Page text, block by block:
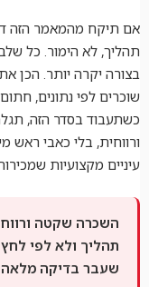
אם תיקח מהמאמר הזה
תהליך, לא הימור. כל
בצורה יקרה יותר. הכן
שוכרים לפי נתונים,
כשתעבוד בסדר הזה,
ורווחית, בלי כאבי ראש
עיניים מקצועיות
השכרה שקטה
תהליך ולא לפי
שעבר בדיקה